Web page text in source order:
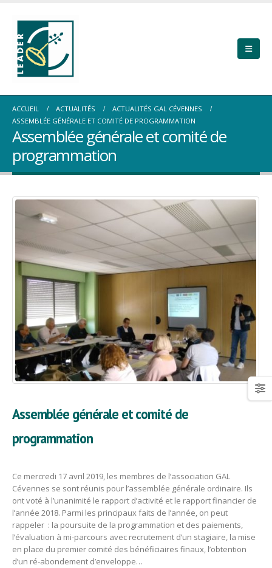
ACCUEIL ACTUALITÉS
ACTUALITÉS GAL CÉVENNES
ASSEMBLÉE GÉNÉRALE ET COMITÉ DE PROGRAMMATION
Assemblée générale et comité de
programmation
Assemblée générale et comité de
programmation
Ce mercredi 17 avril 2019, les membres de l’association GAL
Cévennes se sont réunis pour l’assemblée générale ordinaire. Ils
ont voté à l’unanimité le rapport d’activité et le rapport financier de
l’année 2018. Parmi les principaux faits de l’année, on peut
rappeler : la poursuite de la programmation et des paiements,
l’évaluation à mi-parcours avec recrutement d’un stagiaire, la mise
en place du premier comité des bénéficiaires finaux, l’obtention
d’un ré-abondement d’enveloppe…